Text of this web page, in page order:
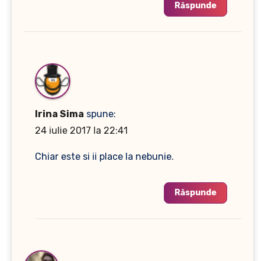
Răspunde
Irina Sima spune:
24 iulie 2017 la 22:41
Chiar este si ii place la nebunie.
Răspunde